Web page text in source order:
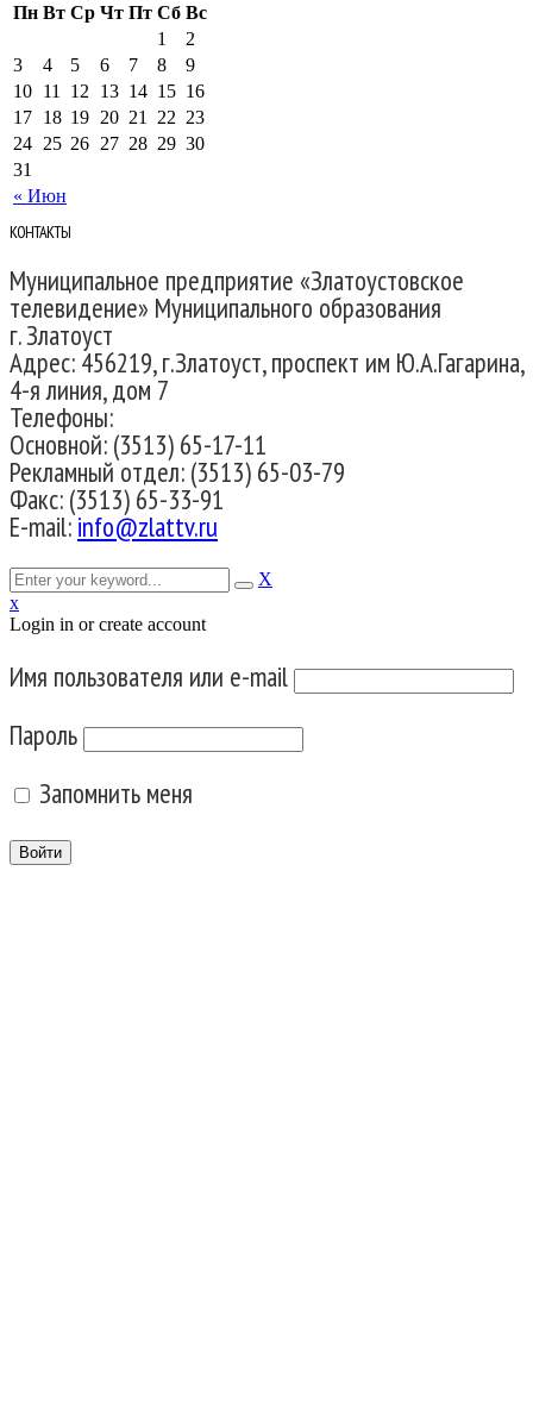
Пн Вт Ср Чт Пт Сб Вс
« Июн
1
2
3
4 5 6 7 8
9
10 11 12 13 14 15 16
17 18 19 20 21 22 23
24 25 26 27 28 29 30
31
КОНТАКТЫ
Муниципальное предприятие «Златоустовское
телевидение» Муниципального образования
г. Златоуст
Адрес: 456219, г.Златоуст, проспект им Ю.А.Гагарина,
4-я линия, дом 7
Телефоны:
Основной: (3513) 65-17-11
Рекламный отдел: (3513) 65-03-79
Факс: (3513) 65-33-91
E-mail:info@zlattv.ru
X
x
Login in or create account
Имя пользователя или e-mail
Пароль
Запомнить меня